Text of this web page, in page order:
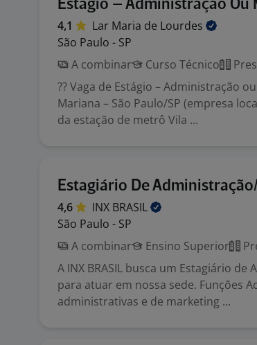
Estágio – Administração Ou
4,1 Lar Maria de Lourdes
São Paulo - SP
A combinar
Curso Técnico
?? Vaga de Estágio – Administração
Mariana – São Paulo/SP (empresa
da estação de metrô Vila ...
Estagiário De
4,6 INX BRASIL
São Paulo - SP
A combinar
Ensino Superior
A INX BRASIL busca um Estagiário
para atuar em nossa sede. Funções
administrativas e de marketing ...